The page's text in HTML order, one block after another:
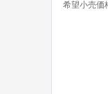
希望小売価